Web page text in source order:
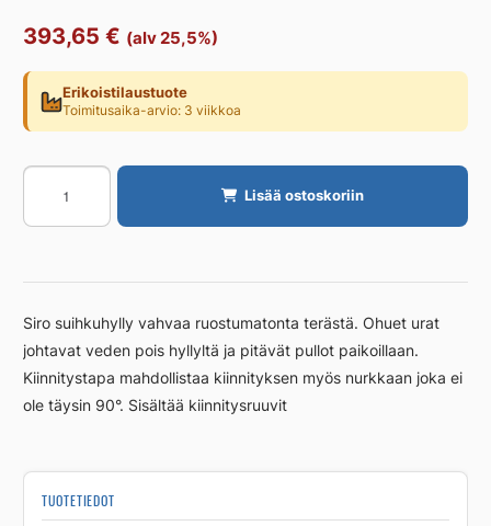
393,65 € (alv 25,5%)
Erikoistilaustuote
Toimitusaika-arvio: 3 viikkoa
Saippuahylly
UNIDRAIN
Reframe
käsinkiillotettu
Lisää ostoskoriin
Siro suihkuhylly vahvaa ruostumatonta terästä. Ohuet urat
johtavat veden pois hyllyltä ja pitävät pullot paikoillaan.
Kiinnitystapa mahdollistaa kiinnityksen myös nurkkaan joka ei
ole täysin 90°. Sisältää kiinnitysruuvit
TUOTETIEDOT